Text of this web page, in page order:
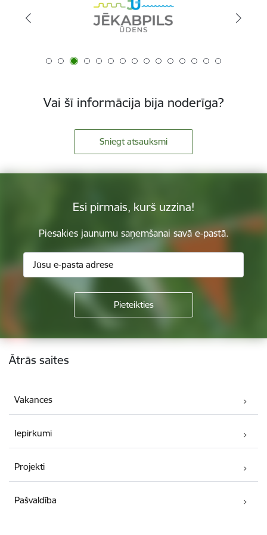
Vai šī informācija bija noderīga?
Sniegt atsauksmi
Esi pirmais, kurš uzzina!
Piesakies jaunumu saņemšanai savā e-pastā.
Kājene
Ātrās saites
Vakances
Iepirkumi
Projekti
Pašvaldība